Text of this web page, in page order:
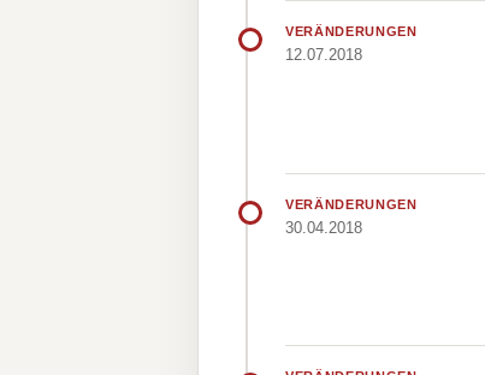
VERÄNDERUNGEN
12.07.2018
VERÄNDERUNGEN
30.04.2018